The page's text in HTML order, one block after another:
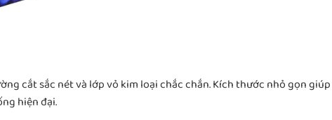
cắt sắc nét và lớp vỏ kim loại chắc chắn. Kích thước nhỏ gọn
hiện đại.